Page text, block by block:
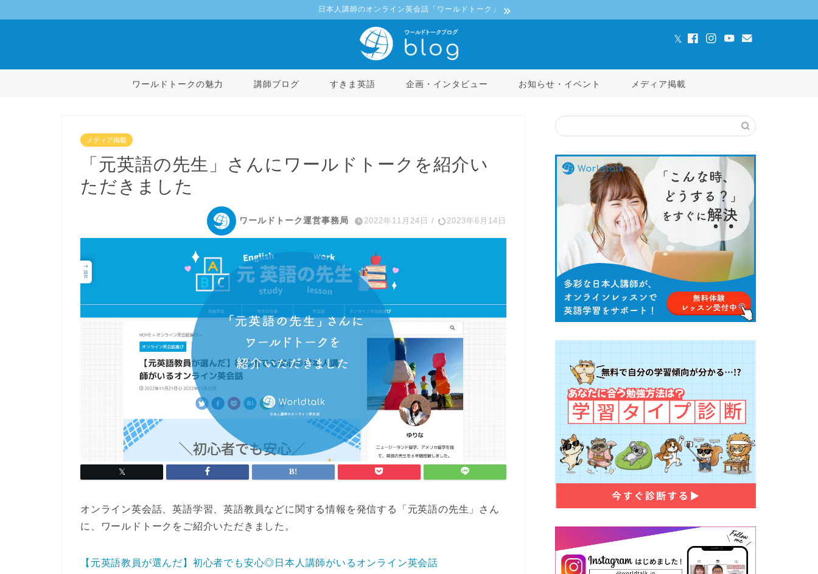
日本人講師のオンライン英会話「ワールドトーク」
ワールドトークの魅力 講師ブログ すきま英語 企画・インタビュー お知らせ・イベント メディア掲載
メディア掲載
「元英語の先生」さんにワールドトークを紹介い
ただきました
ワールドトーク運営事務局 2022年11月24日 / 2023年6月14日
オンライン英会話、英語学習、英語教員などに関する情報を発信する「元英語の先生」さん
に、ワールドトークをご紹介いただきました。
【元英語教員が選んだ】初心者でも安心◎日本人講師がいるオンライン英会話